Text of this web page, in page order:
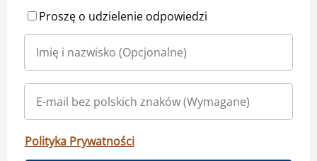
Proszę o udzielenie odpowiedzi
Polityka Prywatności